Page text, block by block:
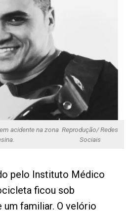
acidente na zona Reprodução/ Redes
Sociais
pelo Instituto Médico
ficou sob
um familiar. O velório